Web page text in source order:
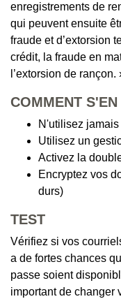
enregistrements de
qui peuvent ensuite
fraude et d’extorsion
crédit, la fraude en
l’extorsion de rançon.
COMMENT
N'utilisez
Utilisez un
Activez la
Encryptez vos
durs)
TEST
Vérifiez si vos
a de fortes chances
passe soient
important de changer